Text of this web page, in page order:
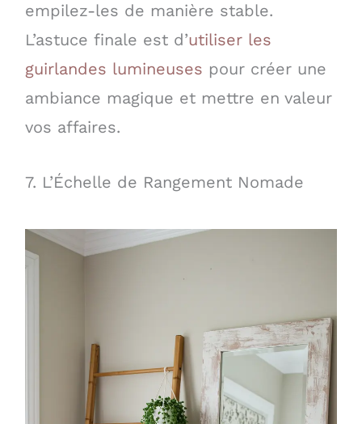
empilez-les de manière stable.
L’astuce finale est d’utiliser les
guirlandes lumineuses pour créer une
ambiance magique et mettre en valeur
vos affaires.
7. L’Échelle de Rangement Nomade